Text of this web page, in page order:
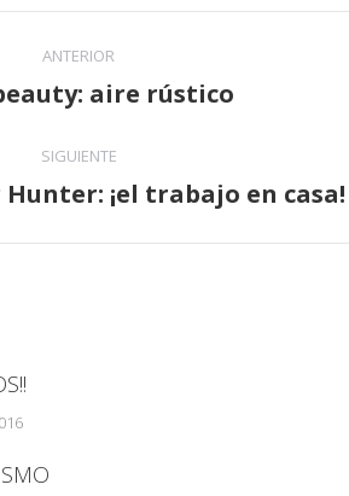
ANTERIOR
Publicación
aire rústico
SIGUIENTE
Publicación
Hunter: ¡el trabajo en casa!